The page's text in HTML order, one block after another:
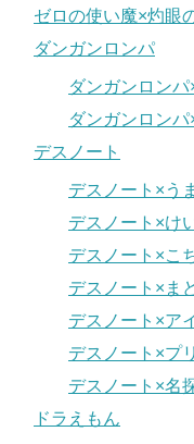
ゼロの使い魔×灼眼
ダンガンロンパ
ダンガンロン
ダンガンロン
デスノート
デスノート×う
デスノート×け
デスノート×こ
デスノート×ま
デスノート×ア
デスノート×プ
デスノート×名
ドラえもん